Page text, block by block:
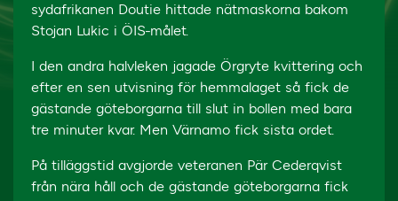
sydafrikanen Doutie hittade nätmaskorna bakom
Stojan Lukic i ÖIS-målet.
I den andra halvleken jagade Örgryte kvittering och
efter en sen utvisning för hemmalaget så fick de
gästande göteborgarna till slut in bollen med bara
tre minuter kvar. Men Värnamo fick sista ordet.
På tilläggstid avgjorde veteranen Pär Cederqvist
från nära håll och de gästande göteborgarna fick